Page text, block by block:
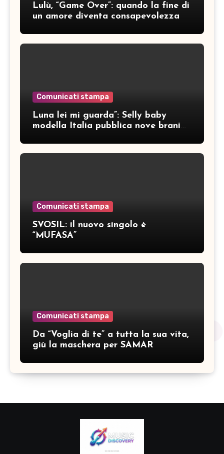
Lulù, “Game Over”: quando la fine di
un amore diventa consapevolezza
Comunicati stampa
Luna lei mi guarda”: Selly baby
modella Italia pubblica nove brani
Comunicati stampa
SVOSIL: il nuovo singolo è
“MUFASA”
Comunicati stampa
Da “Voglia di te” a tutta la sua vita,
giù la maschera per SAMAR